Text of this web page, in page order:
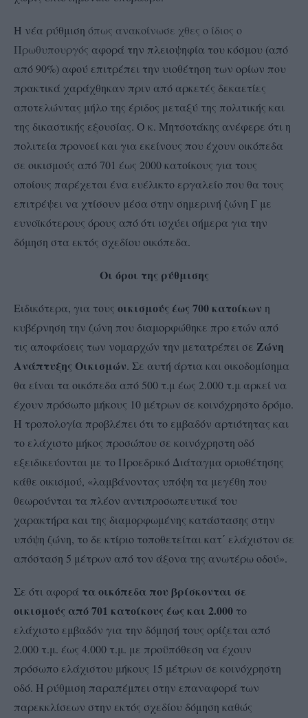
Η νέα ρύθμιση όπως ανακοίνωσε χθες ο ίδιος ο
Πρωθυπουργός αφορά την πλειοψηφία του κόσμου (από
από 90%) αφού επιτρέπει την υιοθέτηση των ορίων που
πρακτικά χαράχθηκαν πριν από αρκετές δεκαετίες
αποτελώντας μήλο της έριδος μεταξύ της πολιτικής και
της δικαστικής εξουσίας. Ο κ. Μητσοτάκης ανέφερε ότι η
πολιτεία προνοεί και για εκείνους που έχουν οικόπεδα
σε οικισμούς από 701 έως 2000 κατοίκους για τους
οποίους παρέχεται ένα ευέλικτο εργαλείο που θα τους
επιτρέψει να χτίσουν μέσα στην σημερινή ζώνη Γ με
ευνοϊκότερους όρους από ότι ισχύει σήμερα για την
δόμηση στα εκτός σχεδίου οικόπεδα.
Οι όροι της ρύθμισης
Ειδικότερα, για τους οικισμούς έως 700 κατοίκων η
κυβέρνηση την ζώνη που διαμορφώθηκε προ ετών από
τις αποφάσεις των νομαρχών την μετατρέπει σε Ζώνη
Ανάπτυξης Οικισμών. Σε αυτή άρτια και οικοδομίσημα
θα είναι τα οικόπεδα από 500 τ.μ έως 2.000 τ.μ αρκεί να
έχουν πρόσωπο μήκους 10 μέτρων σε κοινόχρηστο δρόμο.
Η τροπολογία προβλέπει ότι το εμβαδόν αρτιότητας και
το ελάχιστο μήκος προσώπου σε κοινόχρηστη οδό
εξειδικεύονται με το Προεδρικό Διάταγμα οριοθέτησης
κάθε οικισμού, «λαμβάνοντας υπόψη τα μεγέθη που
θεωρούνται τα πλέον αντιπροσωπευτικά του
χαρακτήρα και της διαμορφωμένης κατάστασης στην
υπόψη ζώνη, το δε κτίριο τοποθετείται κατ΄ ελάχιστον σε
απόσταση 5 μέτρων από τον άξονα της ανωτέρω οδού».
Σε ότι αφορά τα οικόπεδα που βρίσκονται σε
οικισμούς από 701 κατοίκους έως και 2.000 το
ελάχιστο εμβαδόν για την δόμησή τους ορίζεται από
2.000 τ.μ. έως 4.000 τ.μ. με προϋπόθεση να έχουν
πρόσωπο ελάχιστου μήκους 15 μέτρων σε κοινόχρηστη
οδό. Η ρύθμιση παραπέμπει στην επαναφορά των
παρεκκλίσεων στην εκτός σχεδίου δόμηση καθώς